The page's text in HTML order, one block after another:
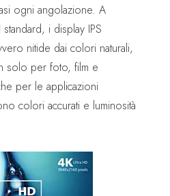
ogni angolazione. A
i display IPS
nitide dai colori naturali,
solo per foto, film e
per le applicazioni
colori accurati e luminosità